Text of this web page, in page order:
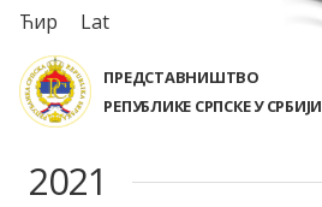
Ћир Lat
ПРЕДСТАВНИШТВО
РЕПУБЛИКЕ СРПСКЕ У СРБИЈИ
2021